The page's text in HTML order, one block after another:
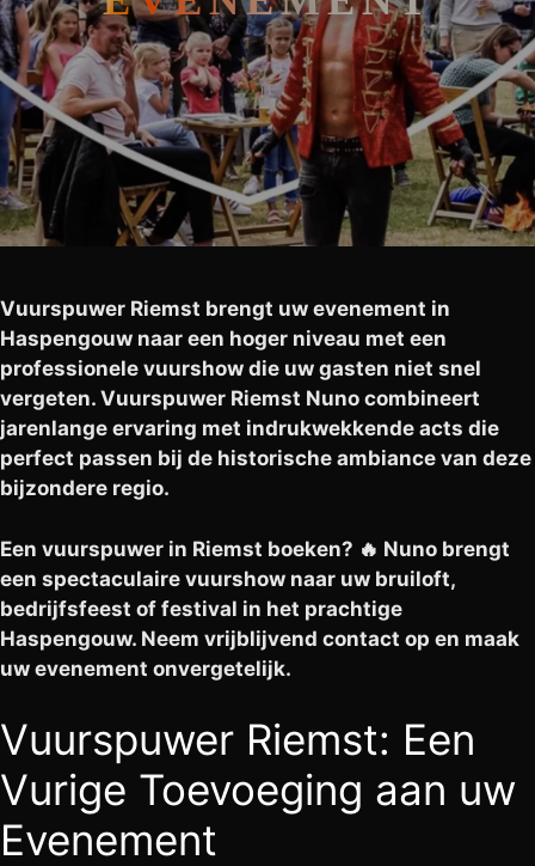
Vuurspuwer Riemst brengt uw evenement in
Haspengouw naar een hoger niveau met een
professionele vuurshow die uw gasten niet snel
vergeten. Vuurspuwer Riemst Nuno combineert
jarenlange ervaring met indrukwekkende acts die
perfect passen bij de historische ambiance van deze
bijzondere regio.
Een vuurspuwer in Riemst boeken? 🔥 Nuno brengt
een spectaculaire vuurshow naar uw bruiloft,
bedrijfsfeest of festival in het prachtige
Haspengouw. Neem vrijblijvend contact op en maak
uw evenement onvergetelijk.
Vuurspuwer Riemst: Een
Vurige Toevoeging aan uw
Evenement